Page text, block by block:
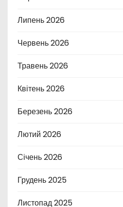
Липень 2026
Червень 2026
Травень 2026
Квітень 2026
Березень 2026
Лютий 2026
Січень 2026
Грудень 2025
Листопад 2025